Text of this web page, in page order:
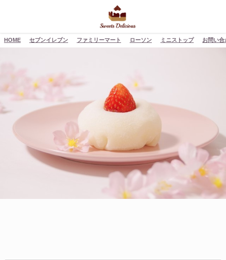
HOME セブンイレブン ファミリーマート ローソン ミニストップ お問い合